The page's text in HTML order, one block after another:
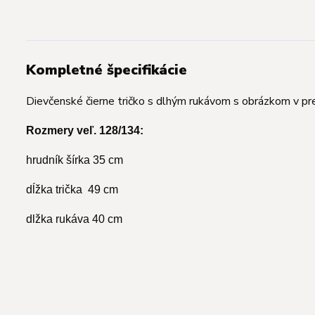
Kompletné špecifikácie
Dievčenské čierne tričko s dlhým rukávom s obrázkom v
Rozmery veľ. 128/134:
hrudník šírka 35 cm
dĺžka trička 49 cm
dlžka rukáva 40 cm